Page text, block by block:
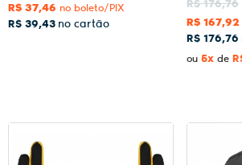
R$ 39,43
R$ 37,46 no boleto/PIX
R$ 176,76
R$ 167,92
ou 5x de